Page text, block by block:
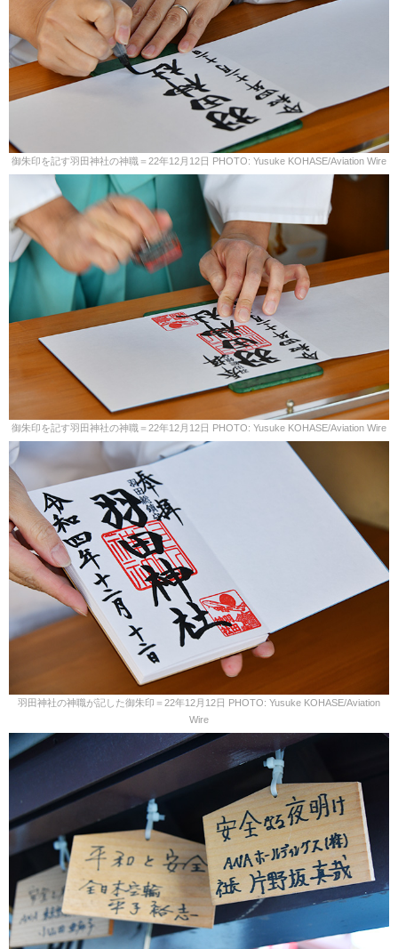
御朱印を記す羽田神社の神職＝22年12月12日 PHOTO: Yusuke KOHASE/Aviation Wire
御朱印を記す羽田神社の神職＝22年12月12日 PHOTO: Yusuke KOHASE/Aviation Wire
羽田神社の神職が記した御朱印＝22年12月12日 PHOTO: Yusuke KOHASE/Aviation
Wire